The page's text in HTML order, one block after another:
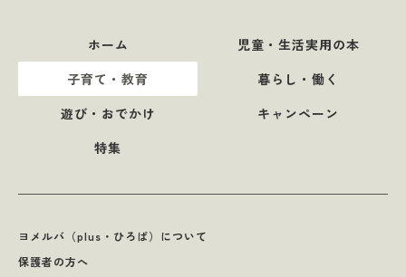
ホーム
児童・生活実用の本
子育て・教育
暮らし・働く
遊び・おでかけ
キャンペーン
特集
ヨメルバ（plus・ひろば）について
保護者の方へ